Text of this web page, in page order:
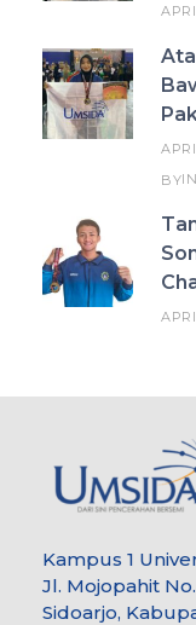
BY
Kampus 1
Jl. Mojopahit
Sidoarjo,